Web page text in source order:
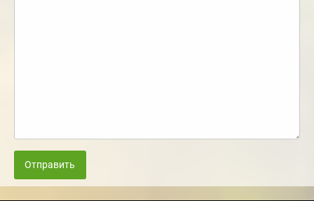
Отправить